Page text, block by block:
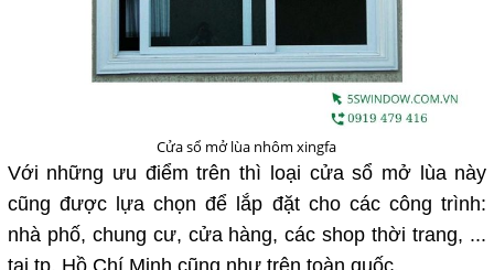
Cửa sổ mở lùa nhôm xingfa
Với những ưu điểm trên thì loại cửa sổ mở lùa này
cũng được lựa chọn để lắp đặt cho các công trình:
nhà phố, chung cư, cửa hàng, các shop thời trang, ...
tại tp. Hồ Chí Minh cũng như trên toàn quốc.